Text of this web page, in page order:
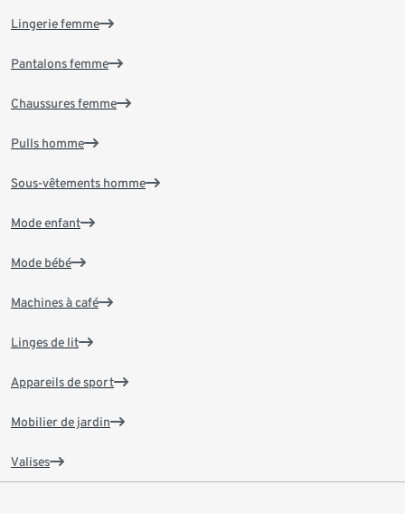
Lingerie femme
Pantalons femme
Chaussures femme
Pulls homme
Sous-vêtements homme
Mode enfant
Mode bébé
Machines à café
Linges de lit
Appareils de sport
Mobilier de jardin
Valises